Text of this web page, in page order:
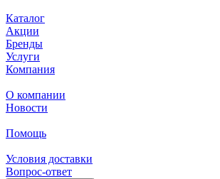
Каталог
Акции
Бренды
Услуги
Компания
О компании
Новости
Помощь
Условия доставки
Вопрос-ответ